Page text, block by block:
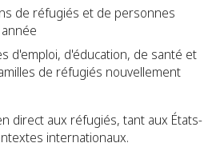
de réfugiés et de personnes
d'emploi, d'éducation, de santé et
de réfugiés nouvellement
direct aux réfugiés, tant aux États-
internationaux.